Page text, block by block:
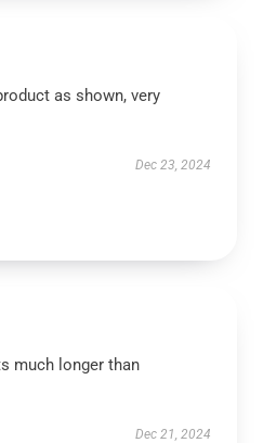
as shown, very
Dec 23, 2024
much longer than
Dec 21, 2024